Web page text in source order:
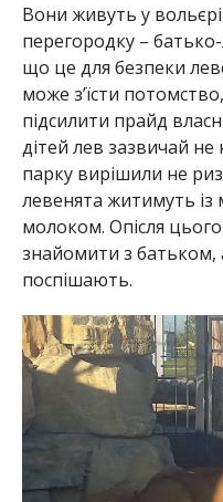
Вони живуть у
перегородку –
що це для безпеки
може з’їсти
підсилити прайд
дітей лев зазвичай
парку вирішили не
левенята житимуть із
молоком. Опісля
знайомити з батьком,
поспішають.